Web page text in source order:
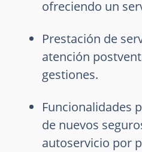
ofreciendo un
Prestación de
atención
gestiones.
Funcionalidades
de nuevos
autoservicio por